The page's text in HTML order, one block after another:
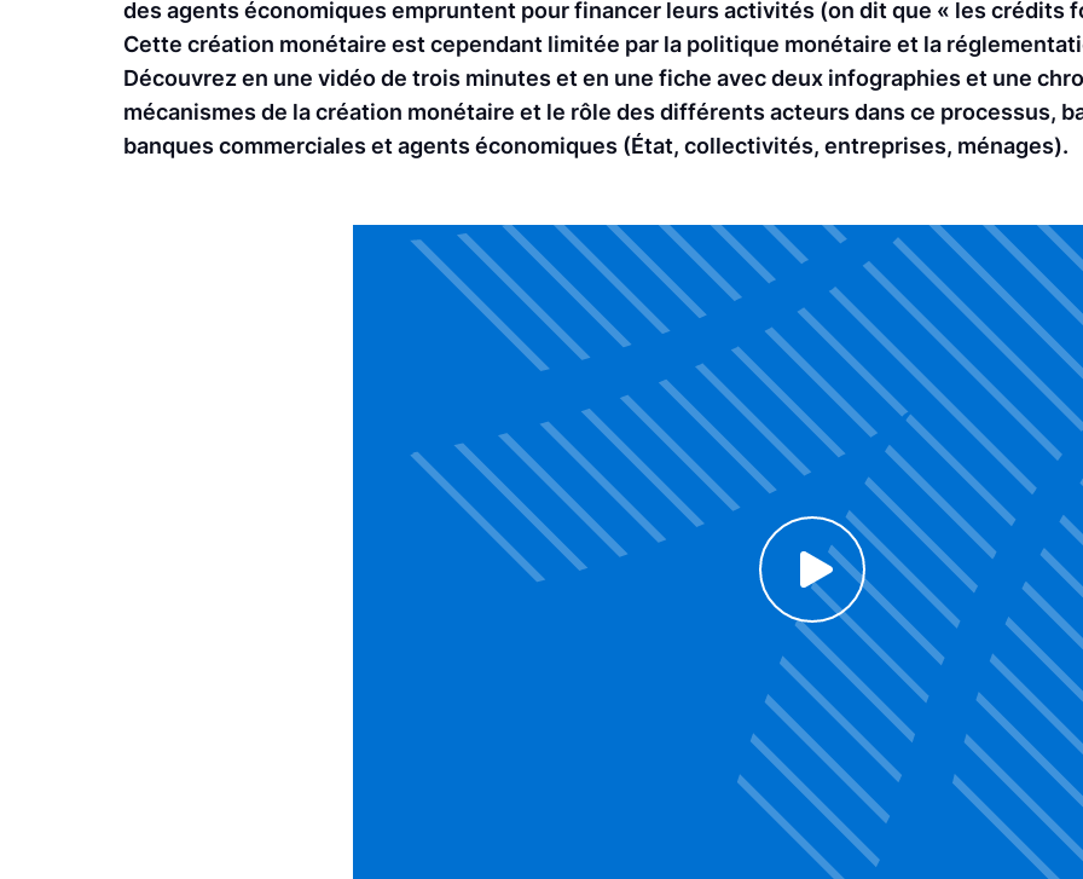
des agents économiques empruntent pour financer leurs activités (on dit que « les crédits
Cette création monétaire est cependant limitée par la politique monétaire et la
Découvrez en une vidéo de trois minutes et en une fiche avec deux infographies et une
mécanismes de la création monétaire et le rôle des différents acteurs dans ce processus,
banques commerciales et agents économiques (État, collectivités, entreprises, ménages).
Voir la vidéo
Click to enable Youtube cookies and see content